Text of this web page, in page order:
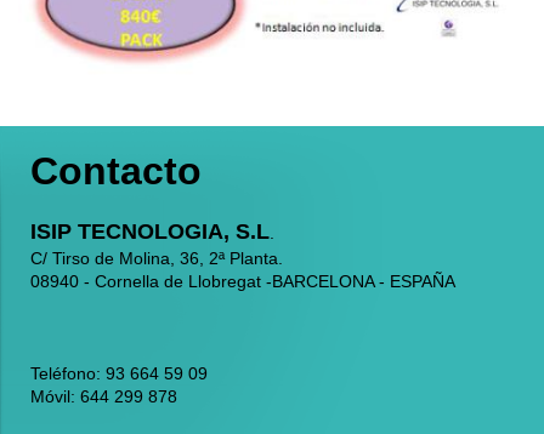
Contacto
ISIP TECNOLOGIA, S.L
C/ Tirso de Molina, 36, 2ª Planta.
08940 - Cornella de Llobregat -BARCELONA - ESPAÑA
Teléfono: 93 664 59 09
Móvil: 644 299 878